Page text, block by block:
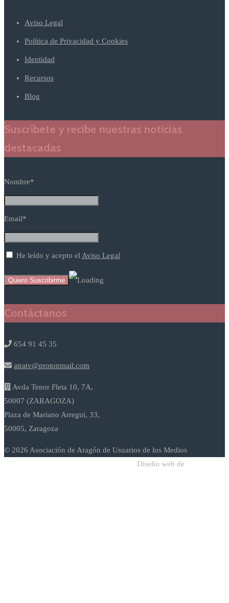
Aviso Legal
Política de Privacidad y Cookies
Identidad
Recursos
Blog
Suscríbete y recibe nuestras noticias
destacadas
Nombre*
Email*
He leído y acepto el Aviso Legal
Contáctanos
654 91 45 35
atratv@protonmail.com
Avda Tenor Fleta 10, 7A,
50007 (ZARAGOZA)
Plaza de Mariano Arregui, 33,
50005, Zaragoza
© 2026 Asociación de Aragón de Usuarios de los Medios
Diseño web de